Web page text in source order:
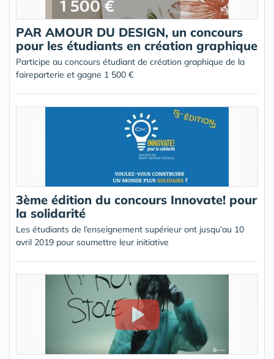
PAR AMOUR DU DESIGN, un concours
pour les étudiants en création graphique
Participe au concours étudiant de création graphique de la
faireparterie et gagne 1 500 €
3ème édition du concours Innovate! pour
la solidarité
Les étudiants de l’enseignement supérieur ont jusqu’au 10
avril 2019 pour soumettre leur initiative